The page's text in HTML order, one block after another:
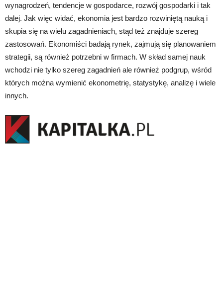
wynagrodzeń, tendencje w gospodarce, rozwój gospodarki i tak
dalej. Jak więc widać, ekonomia jest bardzo rozwiniętą nauką i
skupia się na wielu zagadnieniach, stąd też znajduje szereg
zastosowań. Ekonomiści badają rynek, zajmują się planowaniem
strategii, są również potrzebni w firmach. W skład samej nauk
wchodzi nie tylko szereg zagadnień ale również podgrup, wśród
których można wymienić ekonometrię, statystykę, analizę i wiele
innych.